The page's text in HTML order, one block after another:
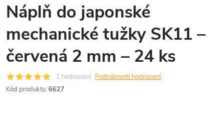
Náplň do japonské
mechanické tužky SK11 –
červená 2 mm – 24 ks
1 hodnocení Podrobnosti hodnocení
Kód produktu: 6627